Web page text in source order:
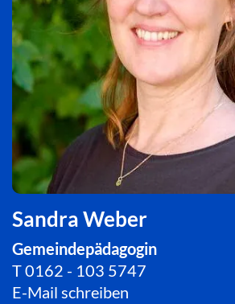
Sandra Weber
Gemeindepädagogin
T0162 - 103 5747
E-Mail schreiben